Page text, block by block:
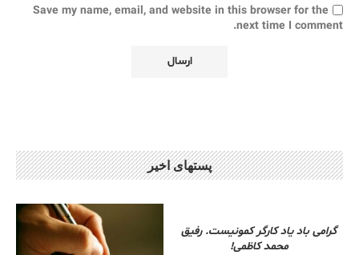
Save my name, email, and website in this browser for the
next time I comment.
پستهای اخیر
گرامی باد یاد کارگر کمونیست. رفیق
محمد کاظمی!